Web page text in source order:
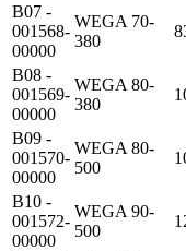
B07 -
001568-
00000
WEGA 70-
380
B08 -
001569-
00000
WEGA 80-
380
B09 -
001570-
00000
WEGA 80-
500
B10 -
001572-
00000
WEGA 90-
500